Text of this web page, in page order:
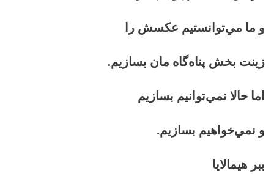
و ما مي‌توانستيم عكسش را
زينت بخش پناه‌گاه مان بسازيم.
اما حالا نمي‌توانيم بسازيم
و نمي‌خواهيم بسازيم.
ببر هيمالايا